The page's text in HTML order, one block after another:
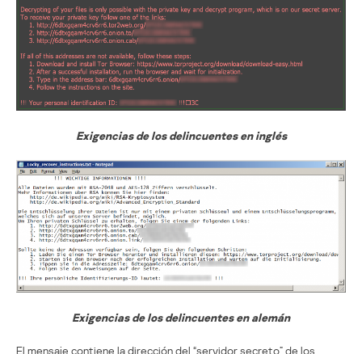
Exigencias de los delincuentes en inglés
Exigencias de los delincuentes en alemán
El mensaje contiene la dirección del “servidor secreto” de los